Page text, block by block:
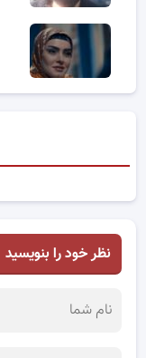
نظر خود را بنویسید